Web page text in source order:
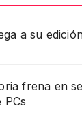
a su
frena en
PCs